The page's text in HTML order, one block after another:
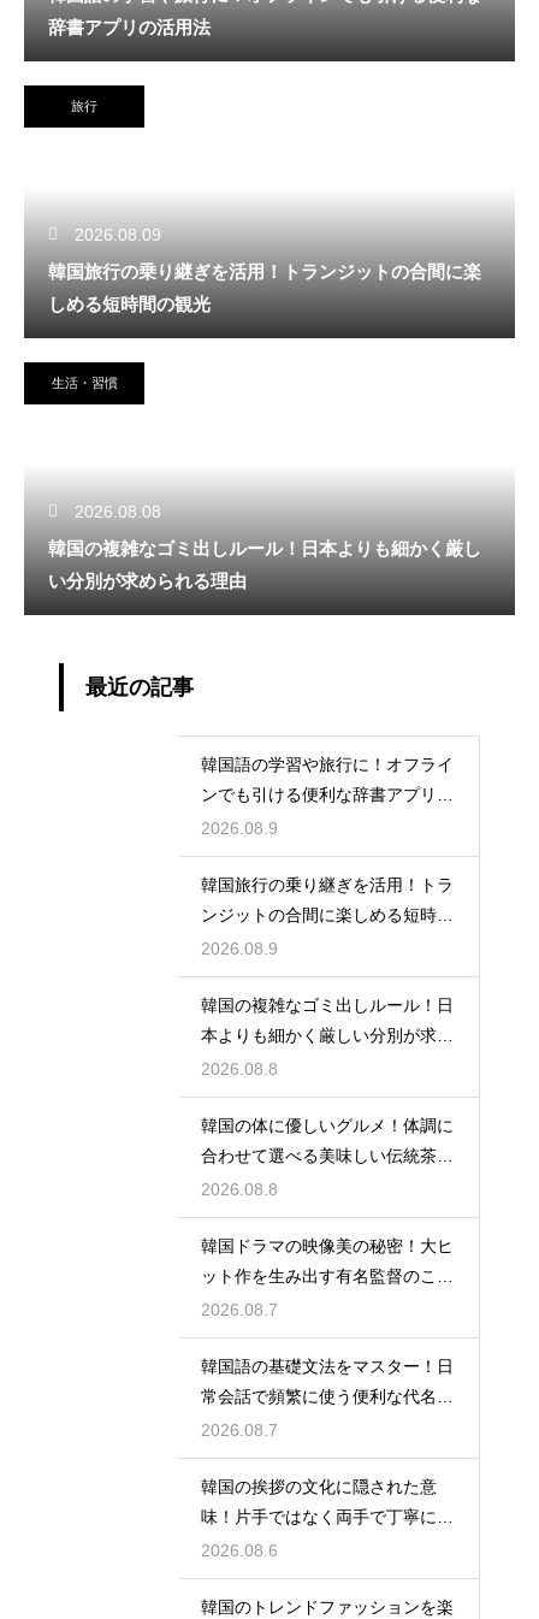
辞書アプリの活用法
旅行
2026.08.09
韓国旅行の乗り継ぎを活用！トランジットの合間に楽
しめる短時間の観光
生活・習慣
2026.08.08
韓国の複雑なゴミ出しルール！日本よりも細かく厳し
い分別が求められる理由
最近の記事
韓国語の学習や旅行に！オフライ
ンでも引ける便利な辞書アプリの
活用法
2026.08.9
韓国旅行の乗り継ぎを活用！トラ
ンジットの合間に楽しめる短時間
の観光
2026.08.9
韓国の複雑なゴミ出しルール！日
本よりも細かく厳しい分別が求め
られる理由
2026.08.8
韓国の体に優しいグルメ！体調に
合わせて選べる美味しい伝統茶の
驚きの効能
2026.08.8
韓国ドラマの映像美の秘密！大ヒ
ット作を生み出す有名監督のこだ
わりの特徴
2026.08.7
韓国語の基礎文法をマスター！日
常会話で頻繁に使う便利な代名詞
の一覧
2026.08.7
韓国の挨拶の文化に隠された意
味！片手ではなく両手で丁寧に握
手する理由
2026.08.6
韓国のトレンドファッションを楽